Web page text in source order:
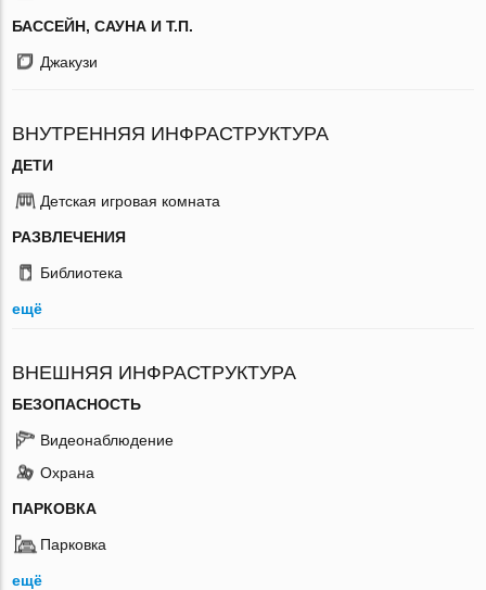
БАССЕЙН, САУНА И Т.П.
Джакузи
ВНУТРЕННЯЯ ИНФРАСТРУКТУРА
ДЕТИ
Детская игровая комната
РАЗВЛЕЧЕНИЯ
Библиотека
ещё
ВНЕШНЯЯ ИНФРАСТРУКТУРА
БЕЗОПАСНОСТЬ
Видеонаблюдение
Охрана
ПАРКОВКА
Парковка
ещё